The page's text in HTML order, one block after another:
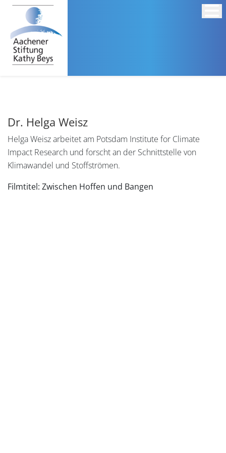
Dr. Helga Weisz
Helga Weisz arbeitet am Potsdam Institute for Climate
Impact Research und forscht an der Schnittstelle von
Klimawandel und Stoffströmen.
Filmtitel: Zwischen Hoffen und Bangen